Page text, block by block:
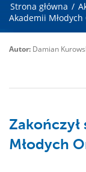
Strona główna /
Akademii Młodych
Autor: Damian
Zakończył
Młodych